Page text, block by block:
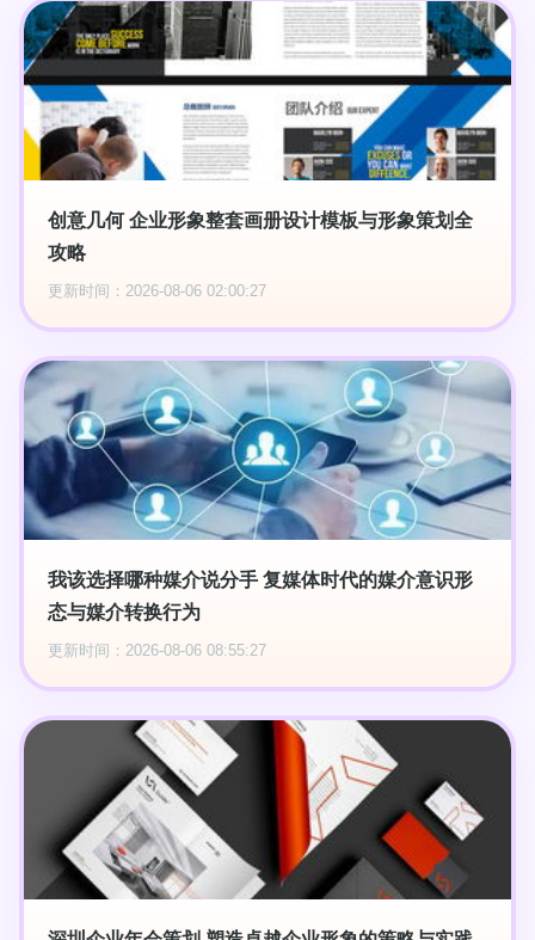
创意几何 企业形象整套画册设计模板与形象策划全
攻略
更新时间：2026-08-06 02:00:27
我该选择哪种媒介说分手 复媒体时代的媒介意识形
态与媒介转换行为
更新时间：2026-08-06 08:55:27